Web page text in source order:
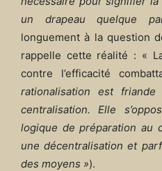
un drapeau quelque
longuement à la question
rappelle cette réalité : «
contre l’efficacité
rationalisation est
centralisation. Elle
logique de préparation au
une décentralisation et
des moyens »).